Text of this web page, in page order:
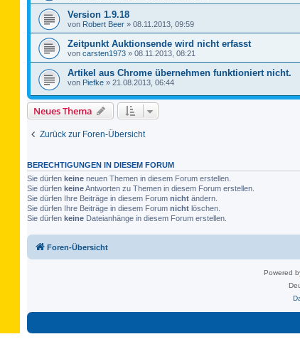
Version 1.9.18
von Robert Beer » 08.11.2013, 09:59
Zeitpunkt Auktionsende wird nicht erfasst
von carsten1973 » 08.11.2013, 08:21
Artikel aus Chrome übernehmen funktioniert nicht.
von Piefke » 21.08.2013, 06:44
Neues Thema
Zurück zur Foren-Übersicht
BERECHTIGUNGEN IN DIESEM FORUM
Sie dürfen keine neuen Themen in diesem Forum erstellen.
Sie dürfen keineAntworten zu Themen in diesem Forum erstellen.
Sie dürfen Ihre Beiträge in diesem Forum nicht ändern.
Sie dürfen Ihre Beiträge in diesem Forum nicht löschen.
Sie dürfen keine Dateianhänge in diesem Forum erstellen.
Foren-Übersicht
Powered